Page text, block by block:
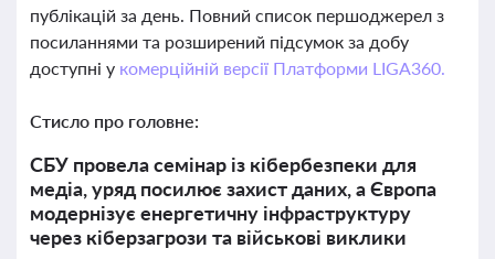
публікацій за день. Повний список першоджерел з
посиланнями та розширений підсумок за добу
доступні у комерційній версії Платформи LIGA360.
Стисло про головне:
СБУ провела семінар із кібербезпеки для
медіа, уряд посилює захист даних, а Європа
модернізує енергетичну інфраструктуру
через кіберзагрози та військові виклики